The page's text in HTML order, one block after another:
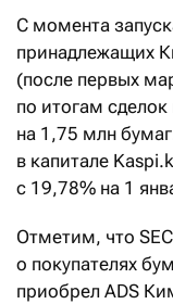
С момента
принадлежащих
(после первых
по итогам сделок
на 1,75 млн
в капитале
с 19,78% на 1
Отметим, что
о покупателях
приобрел ADS